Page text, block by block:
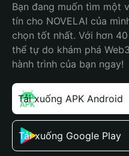
Bạn đang muốn tìm một
tín cho NOVELAI của
chọn tốt nhất. Với hơn
thể tự do khám phá
hành trình của bạn ngay!
Tải xuống APK Android
Tải xuống Google Play